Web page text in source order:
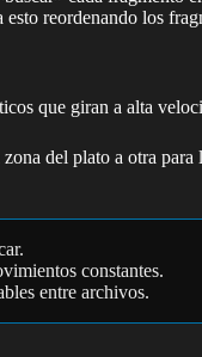
reordenando los
que giran a alta
del plato a otra
constantes.
entre archivos.